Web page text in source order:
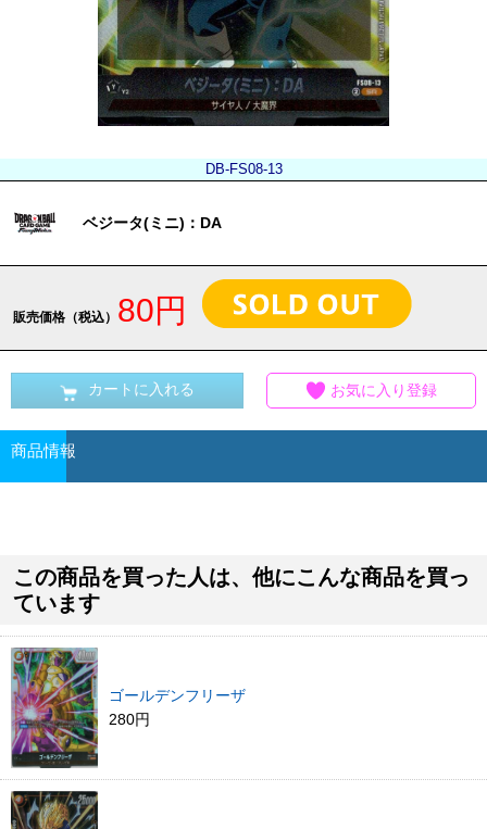
DB-FS08-13
ベジータ(ミニ)：DA
販売価格（税込） 80円
カートに入れる お気に入り登録
商品情報
この商品を買った人は、他にこんな商品を買っ
ています
ゴールデンフリーザ
280円